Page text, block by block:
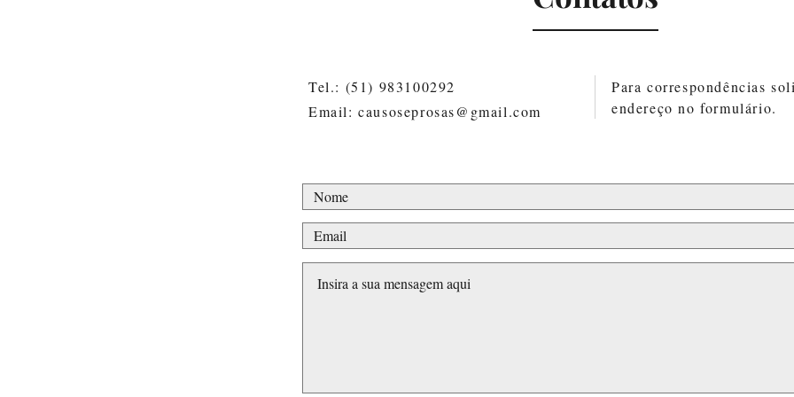
Tel.: (51) 983100292
Email: causoseprosas@gmail.com
Para correspondências
endereço no formulário.